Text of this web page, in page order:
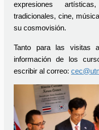
expresiones
tradicionales, cine,
su cosmovisión.
Tanto para las visitas
información de los
escribir al correo: